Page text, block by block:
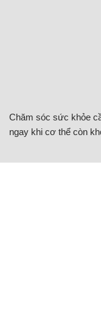
Chăm sóc sức khỏe
ngay khi cơ thể còn